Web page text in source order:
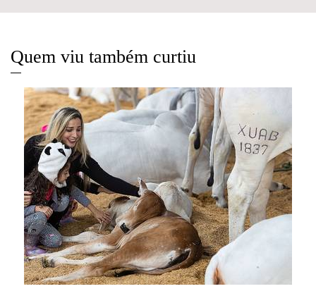
Quem viu também curtiu